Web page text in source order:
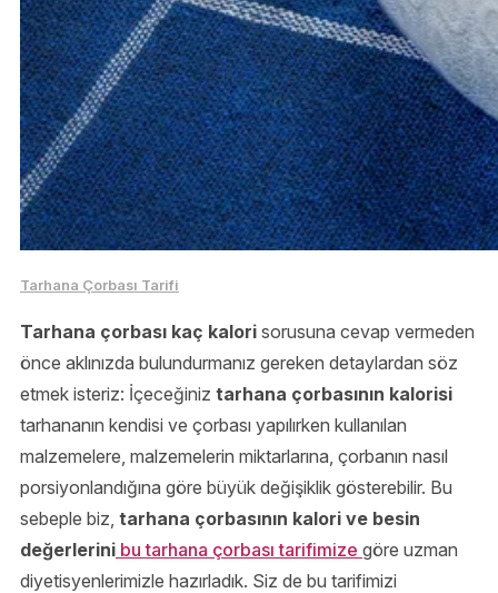
Tarhana Çorbası Tarifi
Tarhana çorbası kaç kalori sorusuna cevap vermeden
önce aklınızda bulundurmanız gereken detaylardan söz
etmek isteriz: İçeceğiniz tarhana çorbasının kalorisi
tarhananın kendisi ve çorbası yapılırken kullanılan
malzemelere, malzemelerin miktarlarına, çorbanın nasıl
porsiyonlandığına göre büyük değişiklik gösterebilir. Bu
sebeple biz, tarhana çorbasının kalori ve besin
değerlerini bu tarhana çorbası tarifimize göre uzman
diyetisyenlerimizle hazırladık. Siz de bu tarifimizi